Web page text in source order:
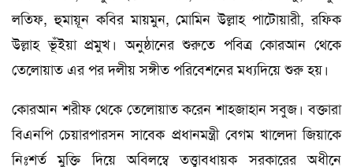
লতিফ, হুমায়ূন কবির মায়মুন, মোমিন উল্লাহ পাটোয়ারী, রফিক
উল্লাহ ভূঁইয়া প্রমুখ। অনুষ্ঠানের শুরুতে পবিত্র কোরআন থেকে
তেলোয়াত এর পর দলীয় সঙ্গীত পরিবেশনের মধ্যদিয়ে শুরু হয়।
কোরআন শরীফ থেকে তেলোয়াত করেন শাহজাহান সবুজ। বক্তারা
বিএনপি চেয়ারপারসন সাবেক প্রধানমন্ত্রী বেগম খালেদা জিয়াকে
নিঃশর্ত মুক্তি দিয়ে অবিলম্বে তত্ত্বাবধায়ক সরকারের অধীনে